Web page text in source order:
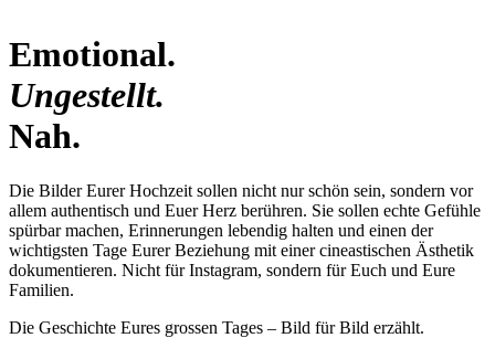
Emotional.
Ungestellt.
Nah.
Die Bilder Eurer Hochzeit sollen nicht nur schön sein, sondern vor
allem authentisch und Euer Herz berühren. Sie sollen echte Gefühle
spürbar machen, Erinnerungen lebendig halten und einen der
wichtigsten Tage Eurer Beziehung mit einer cineastischen Ästhetik
dokumentieren. Nicht für Instagram, sondern für Euch und Eure
Familien.
Die Geschichte Eures grossen Tages – Bild für Bild erzählt.